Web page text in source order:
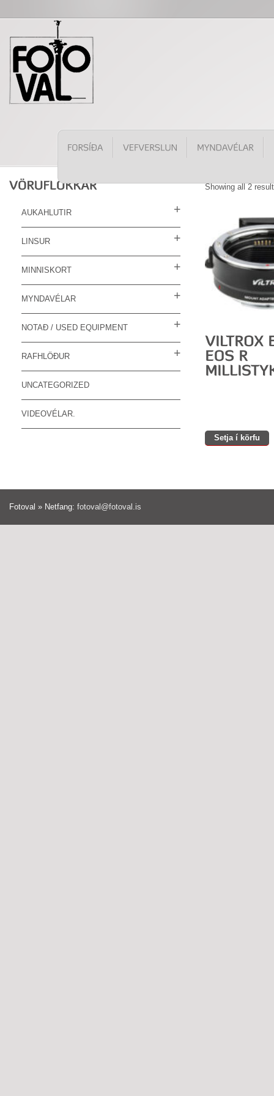
Showing all 2
Setja í körfu
AUKAHLUTIR
LINSUR
MINNISKORT
MYNDAVÉLAR
NOTAÐ / USED EQUIPMENT
RAFHLÖÐUR
UNCATEGORIZED
VIDEOVÉLAR.
Fotoval » Netfang: fotoval@fotoval.is